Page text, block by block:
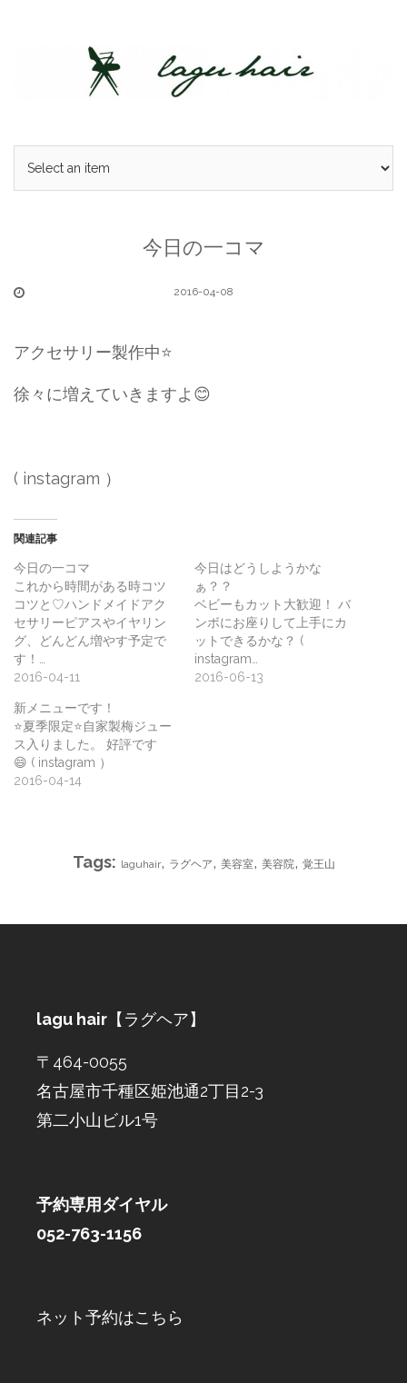
今日の一コマ
2016-04-08
アクセサリー製作中⭐️
徐々に増えていきますよ😊
( instagram ）
関連記事
今日の一コマ
これから時間がある時コツ
コツと♡ハンドメイドアク
セサリーピアスやイヤリン
グ、どんどん増やす予定で
す！…
2016-04-11
今日はどうしようかな
ぁ？？
ベビーもカット大歓迎！ バ
ンボにお座りして上手にカ
ットできるかな？ (
instagram…
2016-06-13
新メニューです！
⭐️夏季限定⭐️自家製梅ジュー
ス入りました。 好評です
😄 ( instagram ）
2016-04-14
Tags: laguhair, ラグヘア, 美容室, 美容院, 覚王山
lagu hair 【ラグヘア】
〒464-0055
名古屋市千種区姫池通2丁目2-3
第二小山ビル1号
予約専用ダイヤル
052-763-1156
ネット予約はこちら